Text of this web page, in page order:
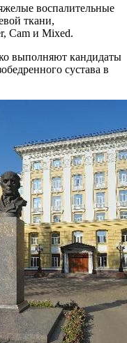
воспалительные
ткани,
Cam и Mixed.
выполняют кандидаты
сустава в